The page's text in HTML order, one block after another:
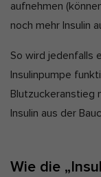
aufnehmen
noch mehr Insulin
So wird jedenfalls
Insulinpumpe
Blutzuckeranstieg
Insulin aus der
Wie die